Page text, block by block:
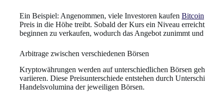
Ein Beispiel: Angenommen, viele Investoren kaufen Bitcoin
Preis in die Höhe treibt. Sobald der Kurs ein Niveau
beginnen zu verkaufen, wodurch das Angebot zunimmt
Arbitrage zwischen verschiedenen Börsen
Kryptowährungen werden auf unterschiedlichen Börsen
variieren. Diese Preisunterschiede entstehen durch
Handelsvolumina der jeweiligen Börsen.